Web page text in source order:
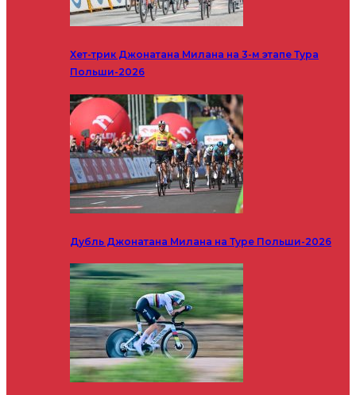
Хет-трик Джонатана Милана на 3-м этапе Тура
Польши-2026
Дубль Джонатана Милана на Туре Польши-2026